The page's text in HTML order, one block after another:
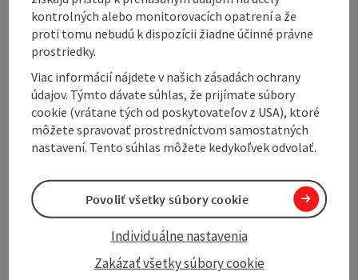
he learns right at the start: after the crispy steep
Moarwies'n up to the Pöstlingberg was completed,
may be partly technically challenging sections uphill
and downhill through the hill country via
Gramastetten, Eidenberg and Lichtenberg erradelt.
In addition to the panoramic views from the
Pöstlingberg, the Danube view from the
Koglerauspitz, the Giselawarte and finally at the
Display complete description
kontrolných alebo monitorovacích opatrení a že
proti tomu nebudú k dispozícii žiadne účinné právne
prostriedky.
Viac informácií nájdete v našich zásadách ochrany
údajov. Týmto dávate súhlas, že prijímate súbory
cookie (vrátane tých od poskytovateľov z USA), ktoré
môžete spravovať prostredníctvom samostatných
nastavení. Tento súhlas môžete kedykoľvek odvolať.
Zakázať všetky súbory cookie
Individuálne nastavenia
Povoliť všetky súbory cookie